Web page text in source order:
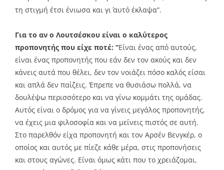
τη στιγμή έτσι ένιωσα και γι΄ αυτό έκλαψα”.
Για το αν ο Λουτσέσκου είναι ο καλύτερος
προπονητής που είχε ποτέ: “Είναι ένας από αυτούς,
είναι ένας προπονητής που εάν δεν τον ακούς και δεν
κάνεις αυτά που θέλει, δεν τον νοιάζει πόσο καλός είσαι
και απλά δεν παίζεις. Έπρεπε να θυσιάσω πολλά, να
δουλέψω περισσότερο και να γίνω κομμάτι της ομάδας.
Αυτός είναι ο δρόμος για να γίνεις μεγάλος προπονητής,
να έχεις μια φιλοσοφία και να μείνεις πιστός σε αυτή.
Στο παρελθόν είχα προπονητή και τον Αρσέν Βενγκέρ, ο
οποίος και αυτός με πίεζε κάθε μέρα, στις προπονήσεις
και στους αγώνες. Είναι όμως κάτι που το χρειάζομαι,